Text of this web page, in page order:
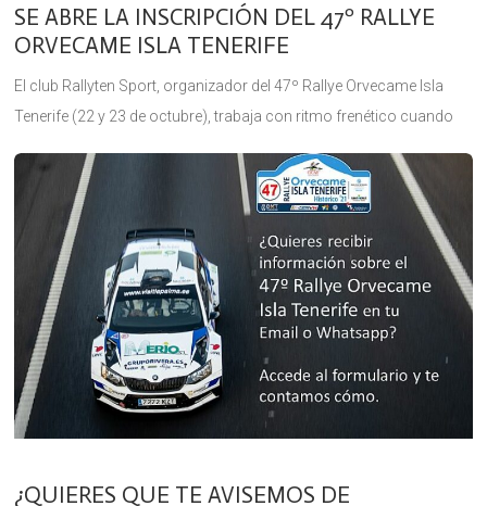
SE ABRE LA INSCRIPCIÓN DEL 47º RALLYE
ORVECAME ISLA TENERIFE
El club Rallyten Sport, organizador del 47º Rallye Orvecame Isla
Tenerife (22 y 23 de octubre), trabaja con ritmo frenético cuando
¿QUIERES QUE TE AVISEMOS DE